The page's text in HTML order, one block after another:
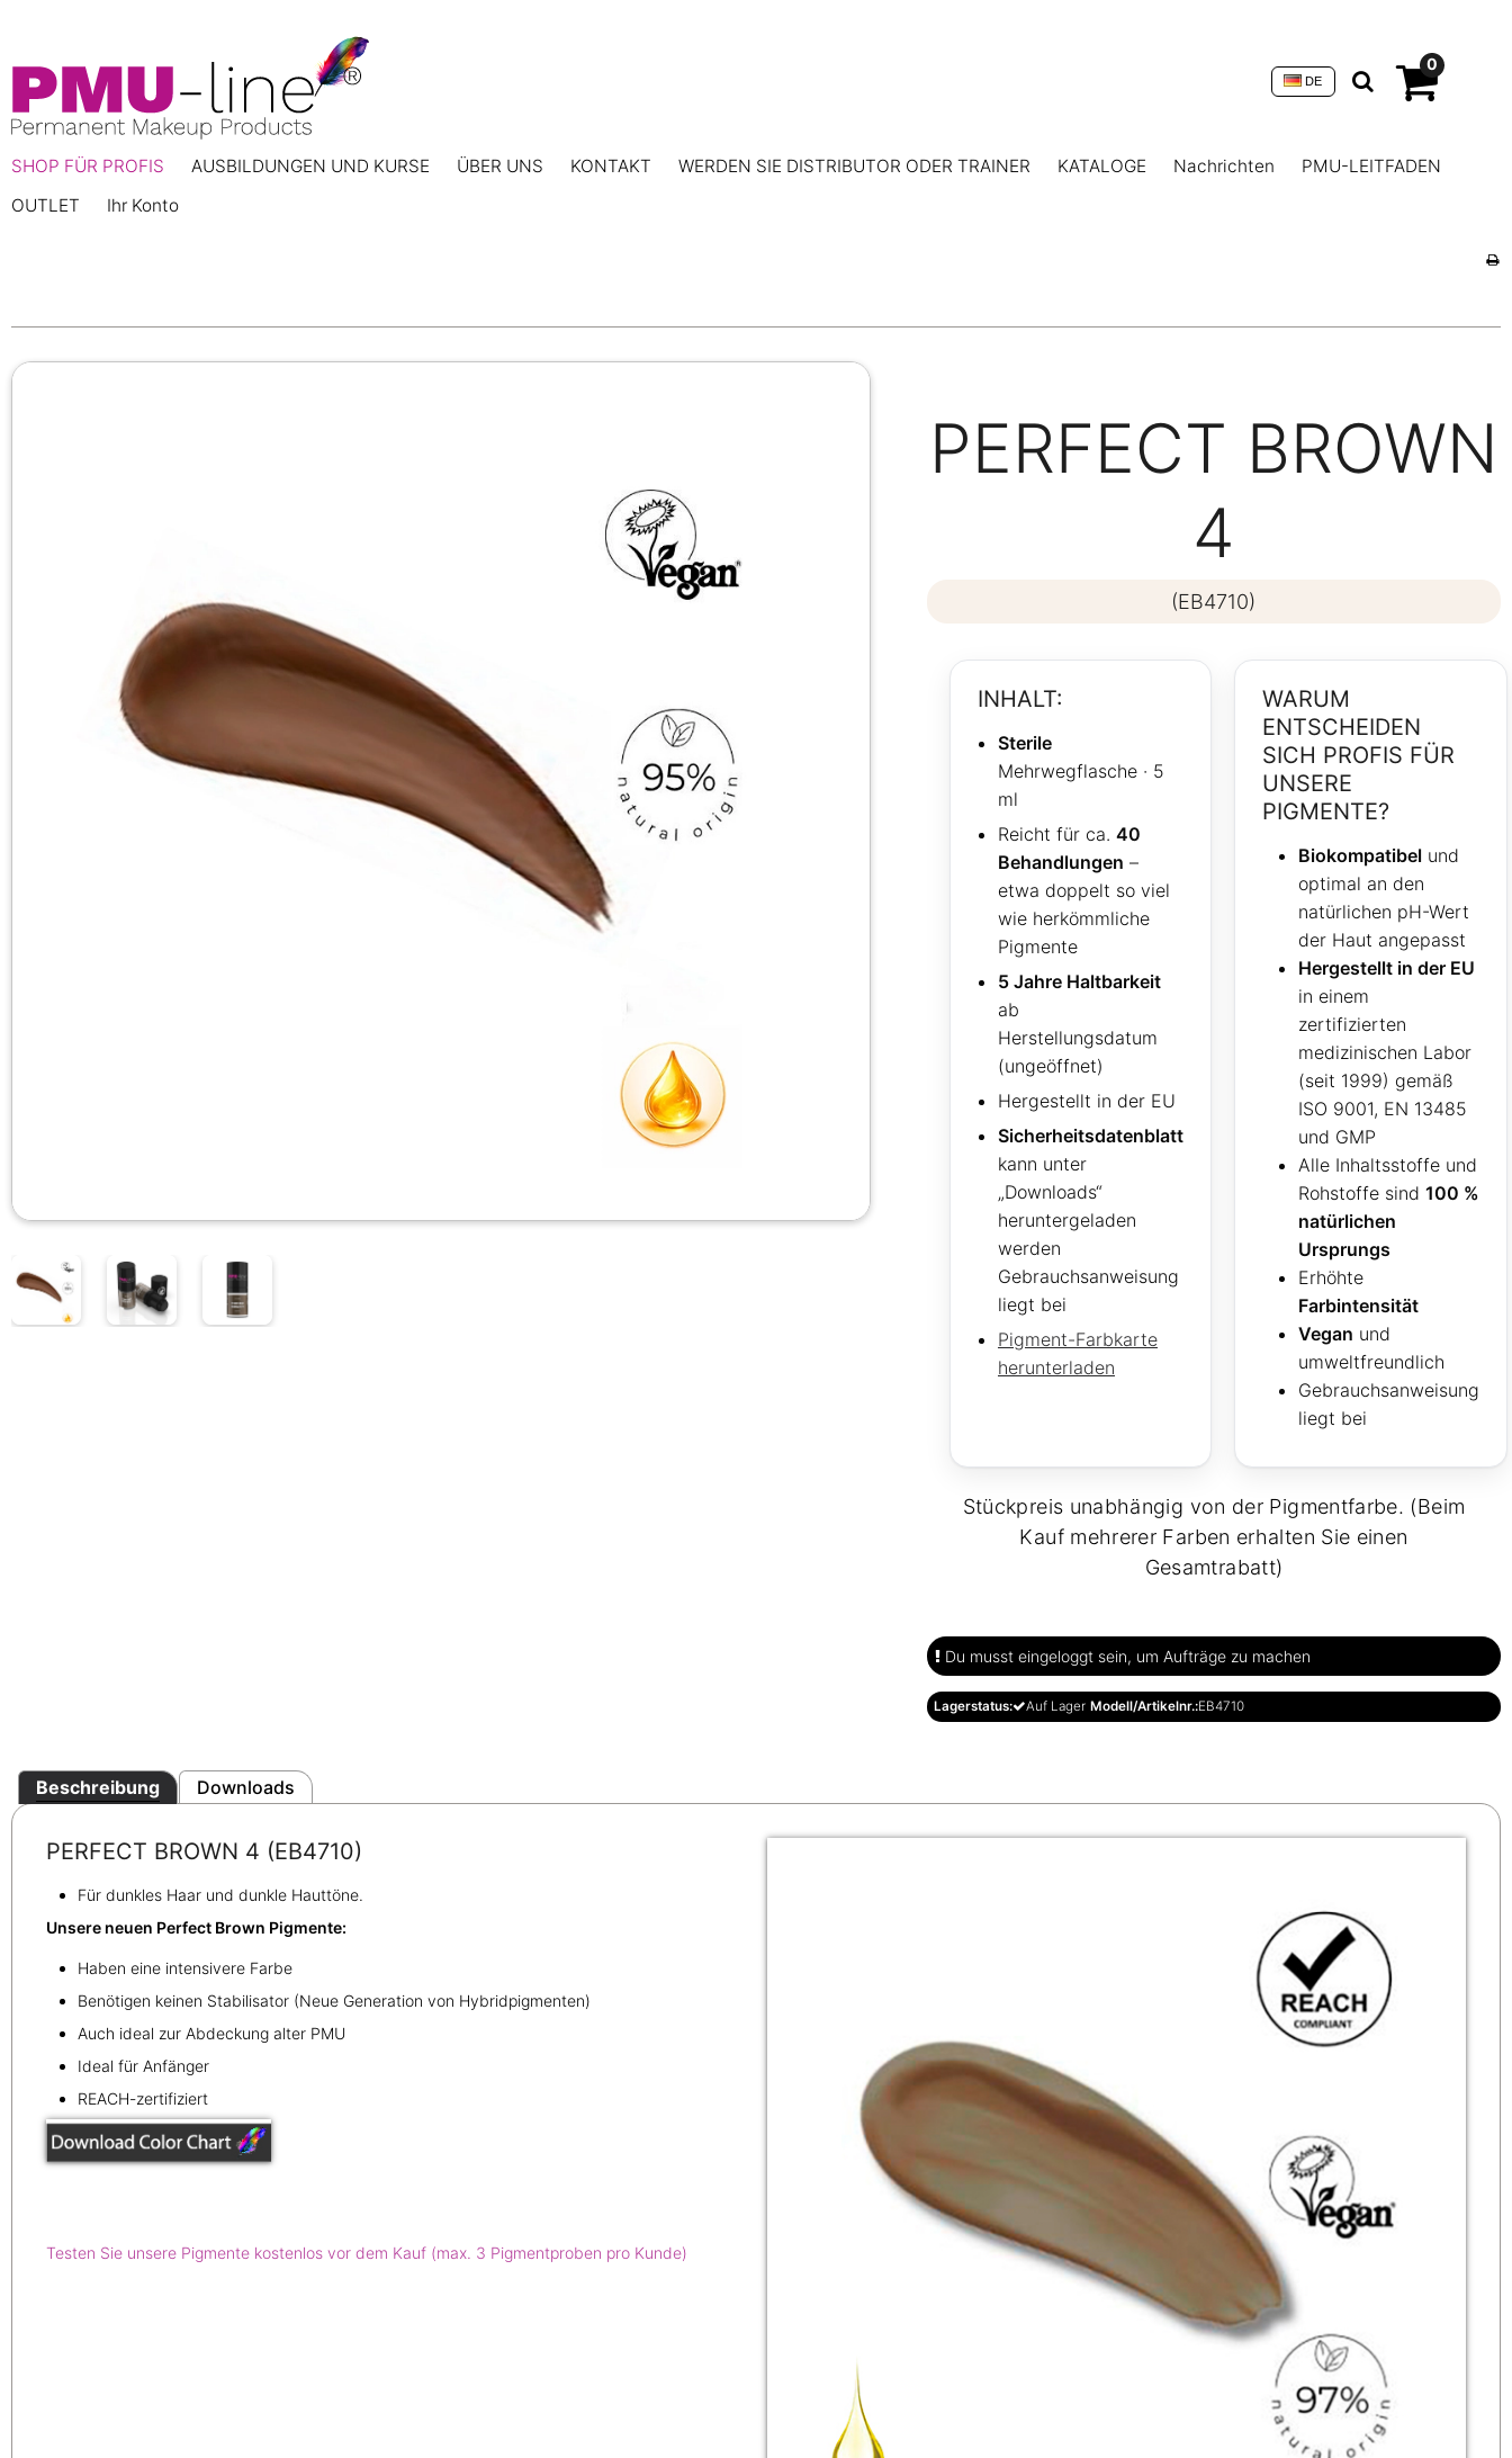
0
DE
SHOP FÜR PROFIS AUSBILDUNGEN UND KURSE ÜBER UNS KONTAKT WERDEN SIE DISTRIBUTOR ODER TRAINER KATALOGE Nachrichten
PMU-LEITFADEN
OUTLET
Ihr Konto
PERFECT BROWN
4
(EB4710)
INHALT:
Sterile
Mehrwegflasche · 5
ml
Reicht für ca. 40
Behandlungen –
etwa doppelt so viel
wie herkömmliche
Pigmente
5 Jahre Haltbarkeit
ab
Herstellungsdatum
(ungeöffnet)
Hergestellt in der EU
Sicherheitsdatenblatt
kann unter
„Downloads“
heruntergeladen
werden
Gebrauchsanweisung
liegt bei
Pigment-Farbkarte
herunterladen
WARUM
ENTSCHEIDEN
SICH PROFIS FÜR
UNSERE
PIGMENTE?
Biokompatibelund
optimal an den
natürlichen pH-Wert
der Haut angepasst
Hergestellt in der EU
in einem
zertifizierten
medizinischen Labor
(seit 1999) gemäß
ISO 9001, EN 13485
und GMP
Alle Inhaltsstoffe und
Rohstoffe sind 100 %
natürlichen
Ursprungs
Erhöhte
Farbintensität
Vegan und
umweltfreundlich
Gebrauchsanweisung
liegt bei
Stückpreis unabhängig von der Pigmentfarbe. (Beim
Kauf mehrerer Farben erhalten Sie einen
Gesamtrabatt)
Du musst eingeloggt sein, um Aufträge zu machen
Lagerstatus: Auf Lager Modell/Artikelnr.:EB4710
Beschreibung Downloads
PERFECT BROWN 4 (EB4710)
Für dunkles Haar und dunkle Hauttöne.
Unsere neuen Perfect Brown Pigmente:
Haben eine intensivere Farbe
Benötigen keinen Stabilisator (Neue Generation von Hybridpigmenten)
Auch ideal zur Abdeckung alter PMU
Ideal für Anfänger
REACH-zertifiziert
Testen Sie unsere Pigmente kostenlos vor dem Kauf (max. 3 Pigmentproben pro Kunde)